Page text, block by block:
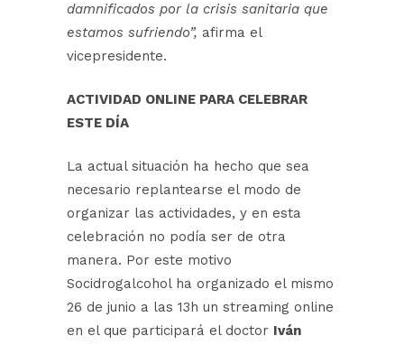
damnificados por la crisis sanitaria que
estamos sufriendo”, afirma el
vicepresidente.
ACTIVIDAD ONLINE PARA CELEBRAR
ESTE DÍA
La actual situación ha hecho que sea
necesario replantearse el modo de
organizar las actividades, y en esta
celebración no podía ser de otra
manera. Por este motivo
Socidrogalcohol ha organizado el mismo
26 de junio a las 13h un streaming online
en el que participará el doctor Iván